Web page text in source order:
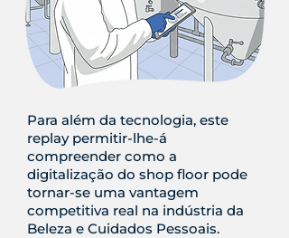
Para além da tecnologia, este
replay permitir-lhe-á
compreender como a
digitalização do shop floor pode
tornar-se uma vantagem
competitiva real na indústria da
Beleza e Cuidados Pessoais.